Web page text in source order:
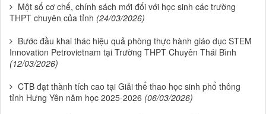
Một số cơ chế, chính sách mới đối với học sinh các trường
THPT chuyên của tỉnh (24/03/2026)
Bước đầu khai thác hiệu quả phòng thực hành giáo dục STEM
Innovation Petrovietnam tại Trường THPT Chuyên Thái Bình
(12/03/2026)
CTB đạt thành tích cao tại Giải thể thao học sinh phổ thông
tỉnh Hưng Yên năm học 2025-2026 (06/03/2026)